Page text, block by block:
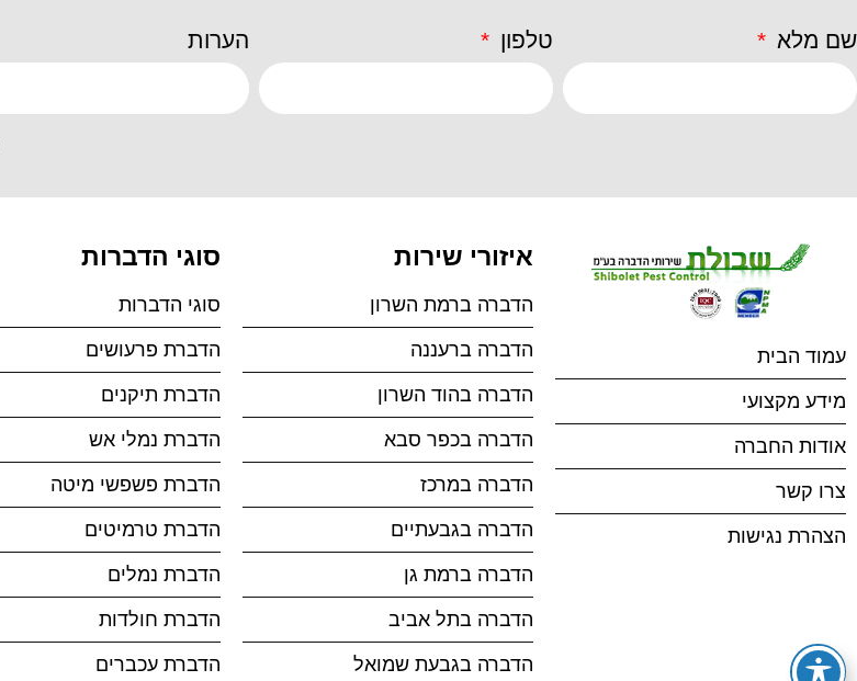
שם מלא טלפון הערות
עמוד הבית
מידע מקצועי
אודות החברה
צרו קשר
הצהרת נגישות
איזורי שירות
הדברה ברמת השרון
הדברה ברעננה
הדברה בהוד השרון
הדברה בכפר סבא
הדברה במרכז
הדברה בגבעתיים
הדברה ברמת גן
הדברה בתל אביב
הדברה בגבעת שמואל
סוגי הדברות
סוגי הדברות
הדברת פרעושים
הדברת תיקנים
הדברת נמלי אש
הדברת פשפשי מיטה
הדברת טרמיטים
הדברת נמלים
הדברת חולדות
הדברת עכברים